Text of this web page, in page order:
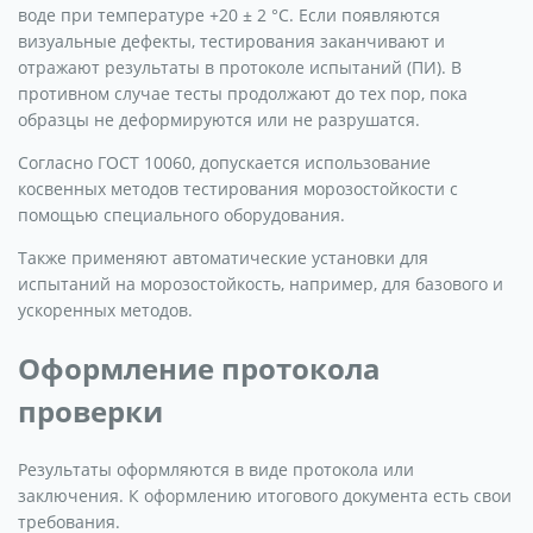
воде при температуре +20 ± 2 °C. Если появляются
визуальные дефекты, тестирования заканчивают и
отражают результаты в протоколе испытаний (ПИ). В
противном случае тесты продолжают до тех пор, пока
образцы не деформируются или не разрушатся.
Согласно ГОСТ 10060, допускается использование
косвенных методов тестирования морозостойкости с
помощью специального оборудования.
Также применяют автоматические установки для
испытаний на морозостойкость, например, для базового и
ускоренных методов.
Оформление протокола
проверки
Результаты оформляются в виде протокола или
заключения. К оформлению итогового документа есть свои
требования.